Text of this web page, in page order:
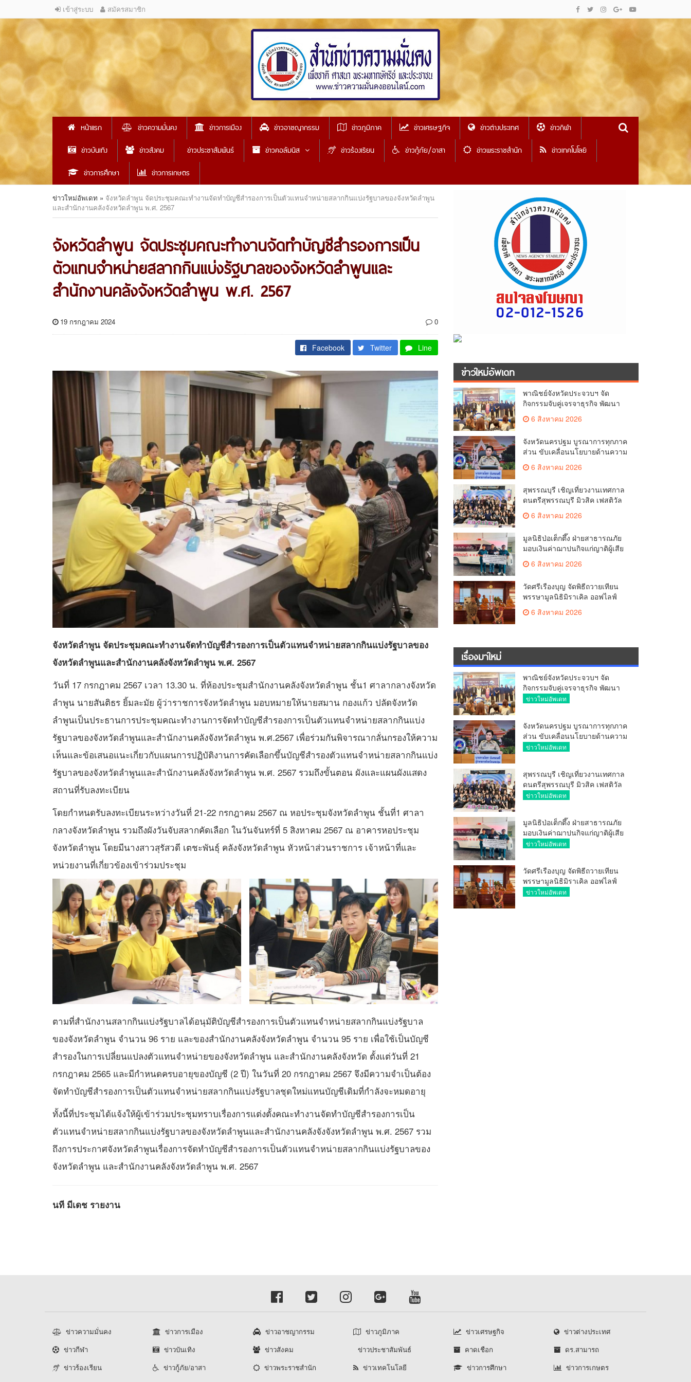
เข้าสู่ระบบ สมัครสมาชิก
หน้าแรก ข่าวความมั่นคง ข่าวการเมือง ข่าวอาชญากรรม ข่าวภูมิภาค ข่าวเศรษฐกิจ ข่าวต่างประเทศ
ข่าวกีฬา
ข่าวบันเทิง
ข่าวสังคม ข่าวประชาสัมพันธ์ ข่าวคอลัมนิส ข่าวร้องเรียน ข่าวกู้ภัย/อาสา ข่าวพระราชสำนัก
ข่าวเทคโนโลยี
ข่าวการศึกษา
ข่าวการเกษตร
ข่าวใหม่อัพเดท » จังหวัดลำพูน จัดประชุมคณะทำงานจัดทำบัญชีสำรองการเป็นตัวแทนจำหน่ายสลากกินแบ่งรัฐบาลของจังหวัดลำพูน
และสำนักงานคลังจังหวัดลำพูน พ.ศ. 2567
จังหวัดลำพูน จัดประชุมคณะทำงานจัดทำบัญชีสำรองการเป็น
ตัวแทนจำหน่ายสลากกินแบ่งรัฐบาลของจังหวัดลำพูนและ
สำนักงานคลังจังหวัดลำพูน พ.ศ. 2567
19 กรกฎาคม 2024 0
Facebook Twitter Line
จังหวัดลำพูน จัดประชุมคณะทำงานจัดทำบัญชีสำรองการเป็นตัวแทนจำหน่ายสลากกินแบ่งรัฐบาลของ
จังหวัดลำพูนและสำนักงานคลังจังหวัดลำพูน พ.ศ. 2567
วันที่ 17 กรกฎาคม 2567 เวลา 13.30 น. ที่ห้องประชุมสำนักงานคลังจังหวัดลำพูน ชั้น1 ศาลากลางจังหวัด
ลำพูน นายสันติธร ยิ้มละมัย ผู้ว่าราชการจังหวัดลำพูน มอบหมายให้นายสมาน กองแก้ว ปลัดจังหวัด
ลำพูนเป็นประธานการประชุมคณะทำงานการจัดทำบัญชีสำรองการเป็นตัวแทนจำหน่ายสลากกินแบ่ง
รัฐบาลของจังหวัดลำพูนและสำนักงานคลังจังหวัดลำพูน พ.ศ.2567 เพื่อร่วมกันพิจารณากลั่นกรองให้ความ
เห็นและข้อเสนอแนะเกี่ยวกับแผนการปฏิบัติงานการคัดเลือกขึ้นบัญชีสำรองตัวแทนจำหน่ายสลากกินแบ่ง
รัฐบาลของจังหวัดลำพูนและสำนักงานคลังจังหวัดลำพูน พ.ศ. 2567 รวมถึงขั้นตอน ผังและแผนผังแสดง
สถานที่รับลงทะเบียน
โดยกำหนดรับลงทะเบียนระหว่างวันที่ 21-22 กรกฎาคม 2567 ณ หอประชุมจังหวัดลำพูน ชั้นที่1 ศาลา
กลางจังหวัดลำพูน รวมถึงผังวันจับสลากคัดเลือก ในวันจันทร์ที่ 5 สิงหาคม 2567 ณ อาคารหอประชุม
จังหวัดลำพูน โดยมีนางสาวสุรัสวดี เตชะพันธุ์ คลังจังหวัดลำพูน หัวหน้าส่วนราชการ เจ้าหน้าที่และ
หน่วยงานที่เกี่ยวข้องเข้าร่วมประชุม
ตามที่สำนักงานสลากกินแบ่งรัฐบาลได้อนุมัติบัญชีสำรองการเป็นตัวแทนจำหน่ายสลากกินแบ่งรัฐบาล
ของจังหวัดลำพูน จำนวน 96 ราย และของสำนักงานคลังจังหวัดลำพูน จำนวน 95 ราย เพื่อใช้เป็นบัญชี
สำรองในการเปลี่ยนแปลงตัวแทนจำหน่ายของจังหวัดลำพูน และสำนักงานคลังจังหวัด ตั้งแต่วันที่ 21
กรกฎาคม 2565 และมีกำหนดครบอายุของบัญชี (2 ปี) ในวันที่ 20 กรกฎาคม 2567 จึงมีความจำเป็นต้อง
จัดทำบัญชีสำรองการเป็นตัวแทนจำหน่ายสลากกินแบ่งรัฐบาลชุดใหม่แทนบัญชีเดิมที่กำลังจะหมดอายุ
ทั้งนี้ที่ประชุมได้แจ้งให้ผู้เข้าร่วมประชุมทราบเรื่องการแต่งตั้งคณะทำงานจัดทำบัญชีสำรองการเป็น
ตัวแทนจำหน่ายสลากกินแบ่งรัฐบาลของจังหวัดลำพูนและสำนักงานคลังจังจังหวัดลำพูน พ.ศ. 2567 รวม
ถึงการประกาศจังหวัดลำพูนเรื่องการจัดทำบัญชีสำรองการเป็นตัวแทนจำหน่ายสลากกินแบ่งรัฐบาลของ
จังหวัดลำพูน และสำนักงานคลังจังหวัดลำพูน พ.ศ. 2567
นที มีเดช รายงาน
ข่าวใหม่อัพเดท
พาณิชย์จังหวัดประจวบฯ จัด
กิจกรรมจับคู่เจรจาธุรกิจ พัฒนา
ศักยภาพ ผู้ประกอบการ ขยายช่อง
ทางการค้า สู่การค้าระหว่าง
6 สิงหาคม 2026
จังหวัดนครปฐม บูรณาการทุกภาค
ส่วน ขับเคลื่อนนโยบายด้านความ
มั่นคง ยกระดับการป้องกัน
อาชญากรรมทางเทคโนโลยี
6 สิงหาคม 2026
สุพรรณบุรี เชิญเที่ยวงานเทศกาล
ดนตรีสุพรรณบุรี มิวสิค เฟสติวัล
มันส์ เหน่อมาก
6 สิงหาคม 2026
มูลนิธิป่อเต็กตึ๊ง ฝ่ายสาธารณภัย
มอบเงินค่าฌาปนกิจแก่ญาติผู้เสีย
ชีวิต จากเหตุเพลิงไหม้ โรงเบียร์ ณ
ลาดพร้าว จำนวน 20,000 บาท
6 สิงหาคม 2026
วัดศรีเรืองบุญ จัดพิธีถวายเทียน
พรรษามูลนิธิมิราเคิล ออฟไลฟ์
ประจำปี 2569 พล.ต.ต.ศิริวัฒน์
ดีพอ ให้เกียรติเป็นประธาน
6 สิงหาคม 2026
เรื่องมาใหม่
พาณิชย์จังหวัดประจวบฯ จัด
กิจกรรมจับคู่เจรจาธุรกิจ พัฒนา
ศักยภาพ ผู้ประกอบการ ขยายช่อง
ข่าวใหม่อัพเดท
จังหวัดนครปฐม บูรณาการทุกภาค
ส่วน ขับเคลื่อนนโยบายด้านความ
มั่นคง ยกระดับการป้องกัน
ข่าวใหม่อัพเดท
สุพรรณบุรี เชิญเที่ยวงานเทศกาล
ดนตรีสุพรรณบุรี มิวสิค เฟสติวัล
มันส์ เหน่อมาก
ข่าวใหม่อัพเดท
มูลนิธิป่อเต็กตึ๊ง ฝ่ายสาธารณภัย
มอบเงินค่าฌาปนกิจแก่ญาติผู้เสีย
ชีวิต จากเหตุเพลิงไหม้ โรงเบียร์ ณ
ข่าวใหม่อัพเดท
วัดศรีเรืองบุญ จัดพิธีถวายเทียน
พรรษามูลนิธิมิราเคิล ออฟไลฟ์
ประจำปี 2569 พล.ต.ต.ศิริวัฒน์
ข่าวใหม่อัพเดท
ข่าวความมั่นคง ข่าวการเมือง ข่าวอาชญากรรม ข่าวภูมิภาค ข่าวเศรษฐกิจ
ข่าวต่างประเทศ
ข่าวกีฬา
ข่าวบันเทิง ข่าวสังคม ข่าวประชาสัมพันธ์ คาดเชือก
ดร.สามารถ
ข่าวร้องเรียน
ข่าวกู้ภัย/อาสา ข่าวพระราชสำนัก ข่าวเทคโนโลยี ข่าวการศึกษา ข่าวการเกษตร